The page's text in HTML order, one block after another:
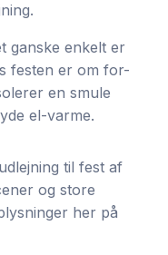
ganske enkelt er
festen er om for-
en smule
el-varme.
til fest af
og store
her på